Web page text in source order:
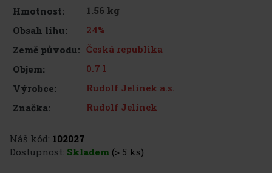
Hmotnost:
1.56 kg
Obsah lihu:
24%
Země původu: Česká republika
Objem:
0.7 l
Výrobce:
Rudolf Jelínek a.s.
Značka:
Rudolf Jelínek
Náš kód: 102027
Dostupnost: Skladem (> 5 ks)